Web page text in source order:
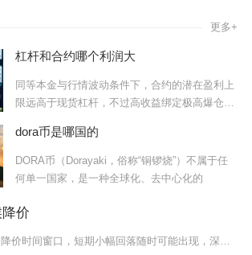
更多+
杠杆和合约哪个利润大
同等本金与行情波动条件下，合约的潜在盈利上
限远高于现货杠杆，不过高收益绑定极高爆仓风
dora币是哪国的
DORA币（Dorayaki，俗称“铜锣烧”）不属于任
何单一国家，是一种全球化、去中心化的
价
以太坊不存在固定的降价时间窗口，短期小幅回落随时可能出现，深度大幅降价集中出现在美联储维持